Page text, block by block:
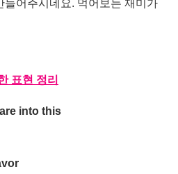
들어주시네요. 먹어보는 재미가
표현 정리
into this